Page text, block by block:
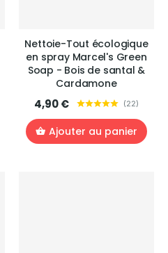
Nettoie-Tout écologique
en spray Marcel's Green
Soap - Bois de santal &
Cardamone
4,90 € (22)
Ajouter au panier